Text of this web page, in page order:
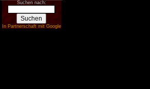
Suchen nach:
In Partnerschaft mit Google